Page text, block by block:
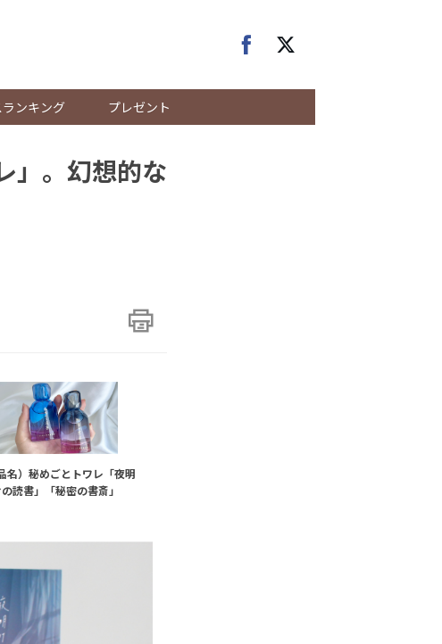
ンキング プレゼント
」。幻想的な
名）秘めごとトワレ「夜明
読書」「秘密の書斎」